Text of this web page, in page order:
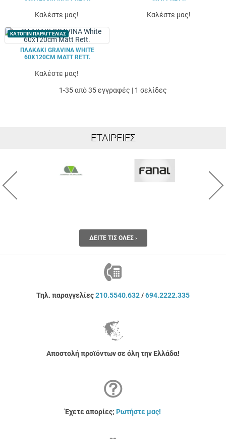
Καλέστε μας! Καλέστε μας!
ΚΑΤΟΠΙΝ ΠΑΡΑΓΓΕΛΙΑΣ
ΠΛΑΚΑΚΙ GRAVINA WHITE
60X120CM MATT RETT.
Καλέστε μας!
1-35 από 35 εγγραφές | 1 σελίδες
ΕΤΑΙΡΕΊΕΣ
ΔΕΊΤΕ ΤΙΣ ΌΛΕΣ ›
Τηλ. παραγγελίες210.5540.632/694.2222.335
Αποστολή προϊόντων σε όλη την Ελλάδα!
Έχετε απορίες; Ρωτήστε μας!